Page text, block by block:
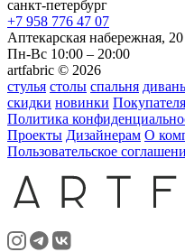
санкт-петербург
+7 958 776 47 07
Аптекарская набережная, 20
Пн-Вс 10:00 – 20:00
artfabric © 2026
стулья столы спальня
скидки новинки
Политика
Проекты Дизайнерам О
Пользовательское